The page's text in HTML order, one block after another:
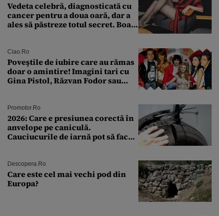
Vedeta celebră, diagnosticată cu
cancer pentru a doua oară, dar a
ales să păstreze totul secret. Boala
Ciao.ro
Poveştile de iubire care au rămas
doar o amintire! Imagini tari cu
Gina Pistol, Răzvan Fodor sau
Promotor.ro
2026: Care e presiunea corectă în
anvelope pe caniculă.
Cauciucurile de iarnă pot să facă
Descopera.ro
Care este cel mai vechi pod din
Europa?